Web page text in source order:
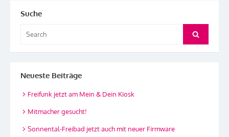
Suche
for:
Search
Neueste Beiträge
Freifunk jetzt am Mein & Dein Kiosk
Mitmacher gesucht!
Sonnental-Freibad jetzt auch mit neuer Firmware